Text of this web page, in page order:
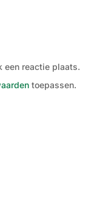
een reactie plaats.
toepassen.